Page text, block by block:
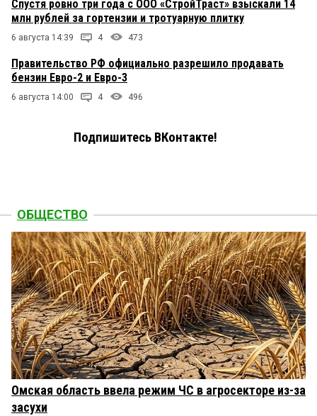
Спустя ровно три года с ООО «СтройТраст» взыскали 14
млн рублей за гортензии и тротуарную плитку
6 августа 14:39 4 473
Правительство РФ официально разрешило продавать
бензин Евро-2 и Евро-3
6 августа 14:00 4 496
Подпишитесь ВКонтакте!
ОБЩЕСТВО
Омская область ввела режим ЧС в агросекторе из-за
засухи